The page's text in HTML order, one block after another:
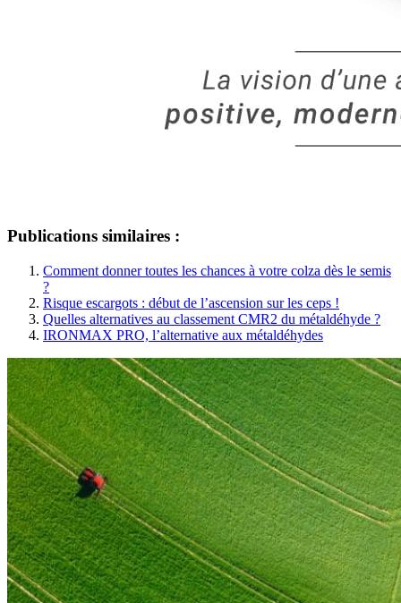
Publications similaires :
Comment donner toutes les chances à votre colza dès le semis
?
Risque escargots : début de l’ascension sur les ceps !
Quelles alternatives au classement CMR2 du métaldéhyde ?
IRONMAX PRO, l’alternative aux métaldéhydes